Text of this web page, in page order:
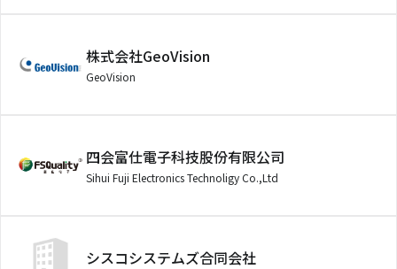
株式会社GeoVision
GeoVision
四会富仕電子科技股份有限公司
Sihui Fuji Electronics Technoligy Co.,Ltd
シスコシステムズ合同会社